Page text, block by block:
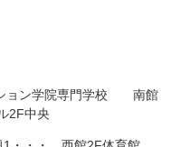
ション学院専門学校 南館
2F中央